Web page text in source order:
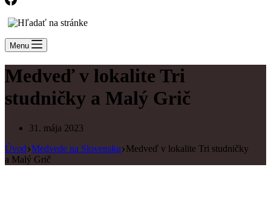
Menu
Medveď v lokalite Tri
studničky a Malý Grič
31. mája 2023
Úvod Medvede na Slovensku Medveď v lokalite Tri studničky
a Malý Grič